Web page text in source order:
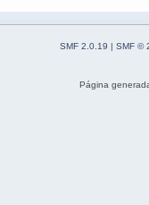
SMF 2.0.19 | SMF ©
Página